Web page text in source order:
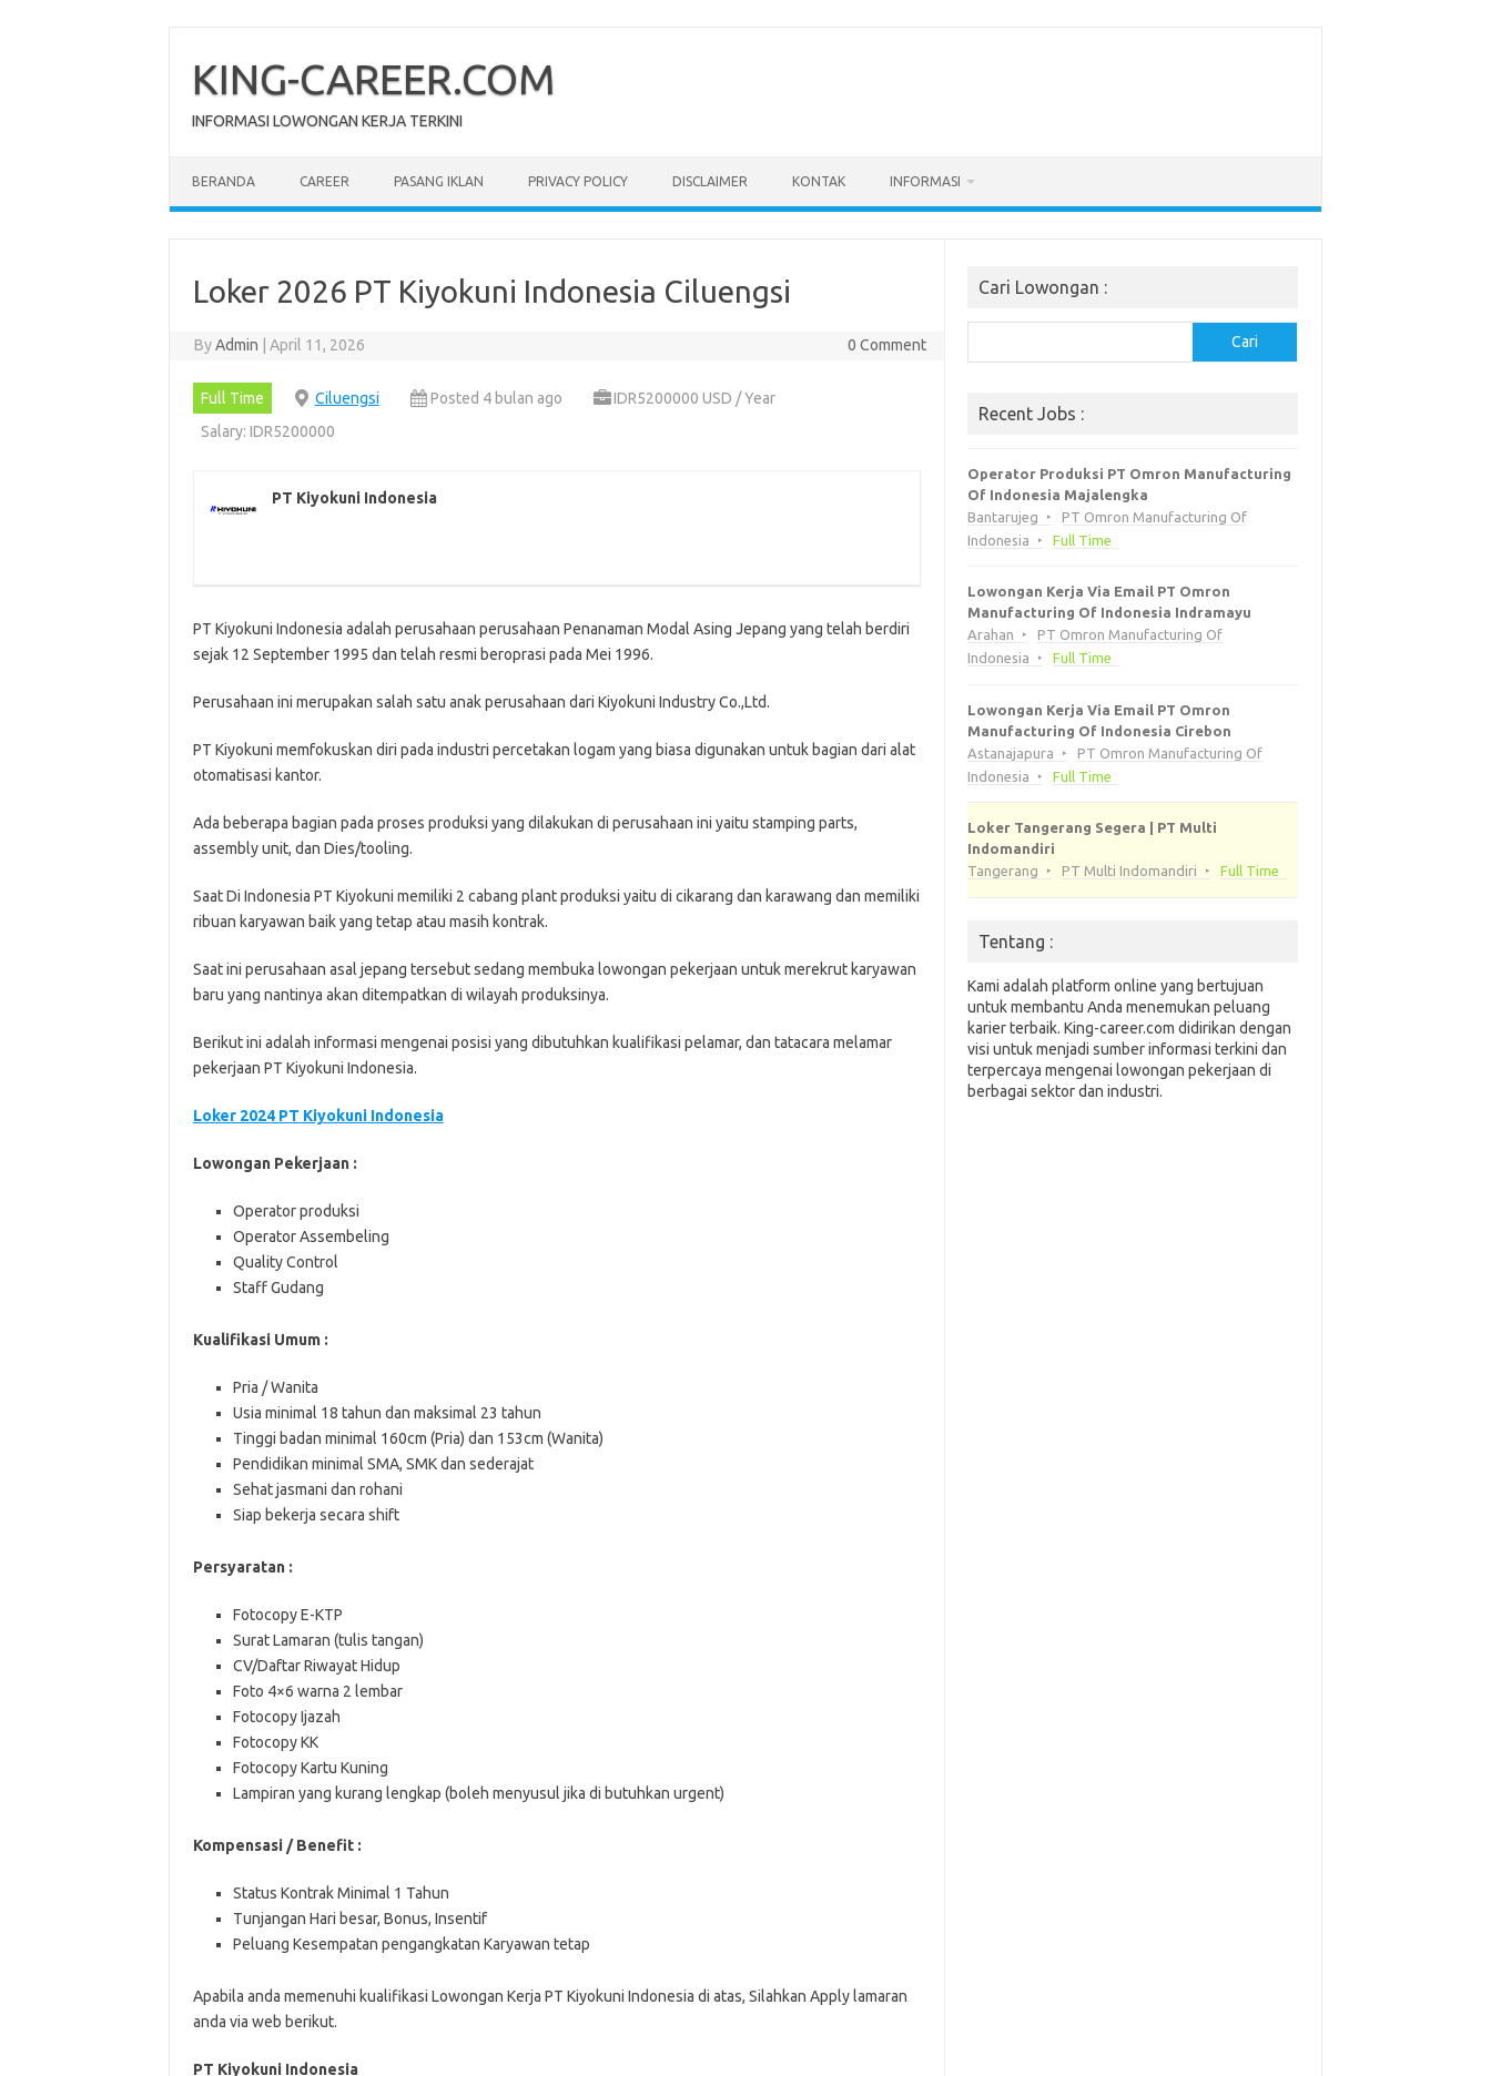
content
KING-CAREER.COM
INFORMASI LOWONGAN KERJA TERKINI
BERANDA CAREER PASANG IKLAN PRIVACY POLICY DISCLAIMER KONTAK INFORMASI
Loker 2026 PT Kiyokuni Indonesia Ciluengsi
ByAdmin April 11, 2026 0 Comment
Full Time Ciluengsi Posted 4 bulan ago
IDR5200000 USD / Year
Salary: IDR5200000
PT Kiyokuni Indonesia
PT Kiyokuni Indonesia adalah perusahaan perusahaan Penanaman Modal Asing Jepang yang telah berdiri
sejak 12 September 1995 dan telah resmi beroprasi pada Mei 1996.
Perusahaan ini merupakan salah satu anak perusahaan dari Kiyokuni Industry Co.,Ltd.
PT Kiyokuni memfokuskan diri pada industri percetakan logam yang biasa digunakan untuk bagian dari alat
otomatisasi kantor.
Ada beberapa bagian pada proses produksi yang dilakukan di perusahaan ini yaitu stamping parts,
assembly unit, dan Dies/tooling.
Saat Di Indonesia PT Kiyokuni memiliki 2 cabang plant produksi yaitu di cikarang dan karawang dan memiliki
ribuan karyawan baik yang tetap atau masih kontrak.
Saat ini perusahaan asal jepang tersebut sedang membuka lowongan pekerjaan untuk merekrut karyawan
baru yang nantinya akan ditempatkan di wilayah produksinya.
Berikut ini adalah informasi mengenai posisi yang dibutuhkan kualifikasi pelamar, dan tatacara melamar
pekerjaan PT Kiyokuni Indonesia.
Loker 2024 PT Kiyokuni Indonesia
Lowongan Pekerjaan :
Operator produksi
Operator Assembeling
Quality Control
Staff Gudang
Kualifikasi Umum :
Pria / Wanita
Usia minimal 18 tahun dan maksimal 23 tahun
Tinggi badan minimal 160cm (Pria) dan 153cm (Wanita)
Pendidikan minimal SMA, SMK dan sederajat
Sehat jasmani dan rohani
Siap bekerja secara shift
Persyaratan :
Fotocopy E-KTP
Surat Lamaran (tulis tangan)
CV/Daftar Riwayat Hidup
Foto 4×6 warna 2 lembar
Fotocopy Ijazah
Fotocopy KK
Fotocopy Kartu Kuning
Lampiran yang kurang lengkap (boleh menyusul jika di butuhkan urgent)
Kompensasi / Benefit :
Status Kontrak Minimal 1 Tahun
Tunjangan Hari besar, Bonus, Insentif
Peluang Kesempatan pengangkatan Karyawan tetap
Apabila anda memenuhi kualifikasi Lowongan Kerja PT Kiyokuni Indonesia di atas, Silahkan Apply lamaran
anda via web berikut.
PT Kiyokuni Indonesia
Cari Lowongan :
Cari
Recent Jobs :
Operator Produksi PT Omron Manufacturing
Of Indonesia Majalengka
Bantarujeg
PT Omron Manufacturing Of
Indonesia
Full Time
Lowongan Kerja Via Email PT Omron
Manufacturing Of Indonesia Indramayu
Arahan
PT Omron Manufacturing Of
Indonesia
Full Time
Lowongan Kerja Via Email PT Omron
Manufacturing Of Indonesia Cirebon
Astanajapura
PT Omron Manufacturing Of
Indonesia
Full Time
Loker Tangerang Segera | PT Multi
Indomandiri
Tangerang
PT Multi Indomandiri Full Time
Tentang :
Kami adalah platform online yang bertujuan
untuk membantu Anda menemukan peluang
karier terbaik. King-career.com didirikan dengan
visi untuk menjadi sumber informasi terkini dan
terpercaya mengenai lowongan pekerjaan di
berbagai sektor dan industri.